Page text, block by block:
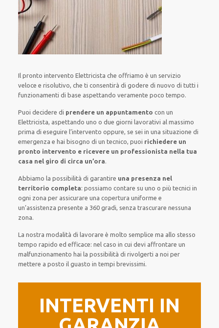
Il pronto intervento Elettricistache offriamo èun servizio
veloce e risolutivo, che ticonsentirà di godere di nuovodi tutti i
funzionamenti di base aspettando veramente poco tempo.
Puoi decidere di prendere un appuntamento con un
Elettricista, aspettandouno o due giorni lavorativi al massimo
prima dieseguire l’intervento oppure, se sei in una situazione di
emergenza e hai bisogno diun tecnico, puoi richiedere un
pronto intervento e ricevere un professionista nella tua
casa nel giro di circa un’ora.
Abbiamo la possibilità di garantire una presenza nel
territorio completa:possiamo contare su uno o piùtecnici in
ogni zona per assicurare una coperturauniforme e
un’assistenza presente a 360 gradi, senzatrascurarenessuna
zona.
La nostra modalità di lavorare èmolto semplice ma allo stesso
tempo rapido ed efficace: nel caso in cuidevi affrontareun
malfunzionamento hai la possibilità di rivolgerti a noi per
mettere a posto ilguasto in tempi brevissimi.
INTERVENTI IN